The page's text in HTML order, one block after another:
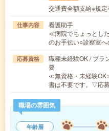
交通費全額支給※規定
仕事内容
看護助手
≪病院でちょっとし
のお手伝い○診察室
応募資格
職種未経験OK / ブラ
要
≪無資格・未経験
書は不要です。▽応
職場の雰囲気
年齢層